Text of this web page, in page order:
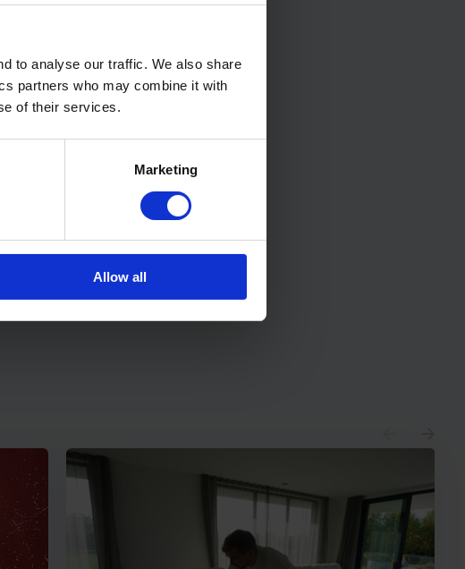
to analyse our traffic. We also share
partners who may combine it with
of their services.
Marketing
Allow all
* Verplichte velden